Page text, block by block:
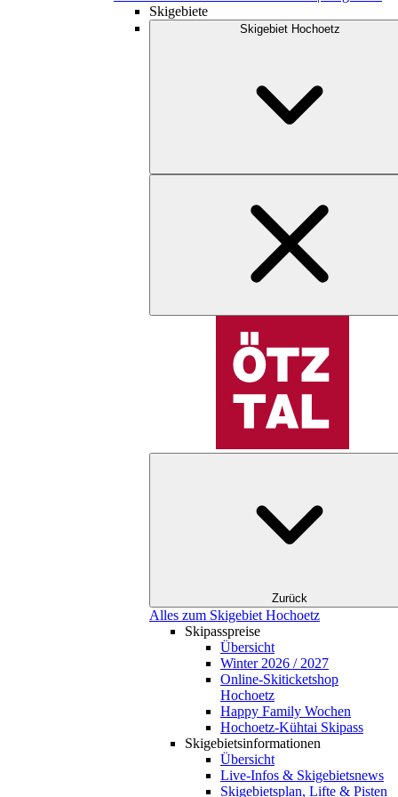
Skigebiete
Skigebiet Hochoetz
Zurück
Alles zum Skigebiet Hochoetz
Skipasspreise
Übersicht
Winter 2026 / 2027
Online-Skiticketshop
Hochoetz
Happy Family Wochen
Hochoetz-Kühtai Skipass
Skigebietsinformationen
Übersicht
Live-Infos & Skigebietsnews
Skigebietsplan, Lifte & Pisten